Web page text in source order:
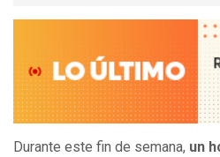
Durante este fin de semana, un